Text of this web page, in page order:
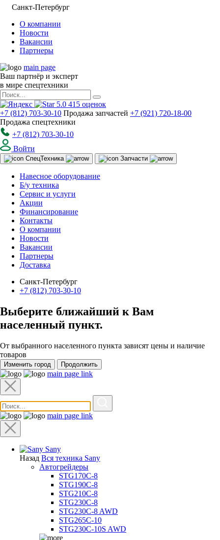
Санкт-Петербург
О компании
Новости
Вакансии
Партнеры
main page
Ваш партнёр и эксперт
в мире спецтехники
5.0 415 оценок
+7 (812) 703-30-10 Продажа запчастей +7 (921) 720-18-00
Продажа спецтехники
+7 (812) 703-30-10
Войти
СпецТехника Запчасти
Навесное оборудование
Б/у техника
Сервис и услуги
Акции
Финансирование
Контакты
О компании
Новости
Вакансии
Партнеры
Доставка
Санкт-Петербург
+7 (812) 703-30-10
Выберите ближайший к Вам
населенный пункт.
От выбранного населенного пункта зависят цены и наличие
товаров
Изменить город Продолжить
main page link
main page link
Sany
Назад Вся техника Sany
Автогрейдеры
STG170C-8
STG190C-8
STG210C-8
STG230C-8
STG230C-8 AWD
STG265C-10
STG230C-10S AWD